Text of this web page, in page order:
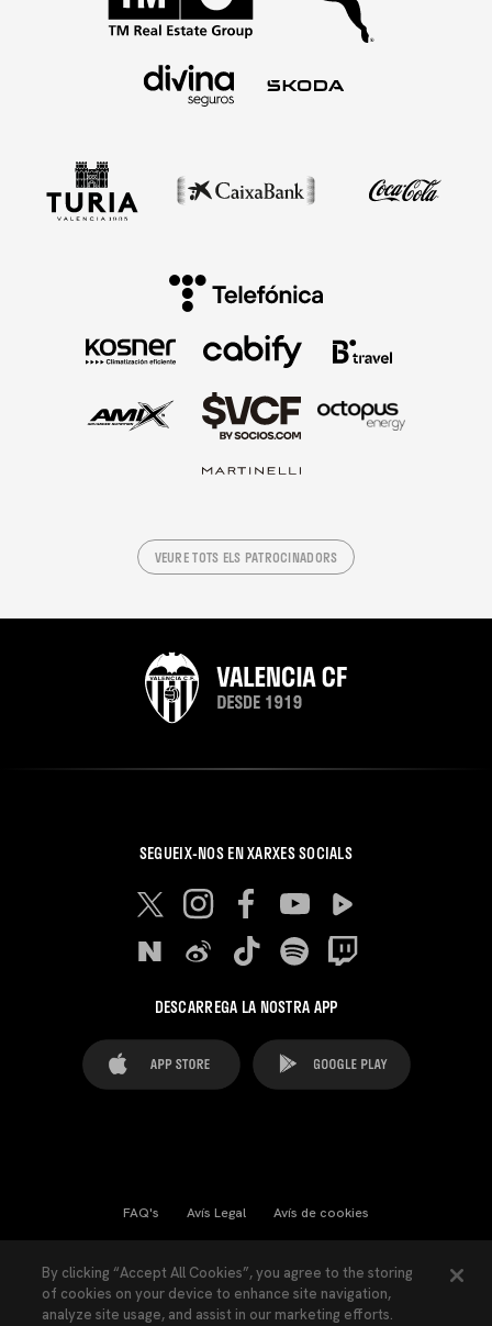
VEURE TOTS ELS PATROCINADORS
SEGUEIX-NOS EN XARXES SOCIALS
DESCARREGA LA NOSTRA APP
FAQ's Avís Legal Avís de cookies
Llei de Transparència Política de Privacitat
By clicking “Accept All Cookies”, you agree to the storing
of cookies on your device to enhance site navigation,
analyze site usage, and assist in our marketing efforts.